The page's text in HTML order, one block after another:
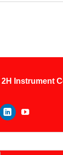
2H Instrument